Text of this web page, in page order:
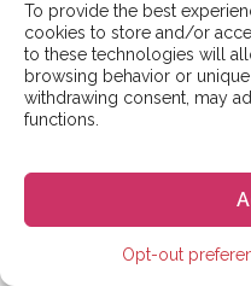
To provide the best
cookies to store and/or
to these technologies will
browsing behavior or
withdrawing consent, may
functions.
Opt-out